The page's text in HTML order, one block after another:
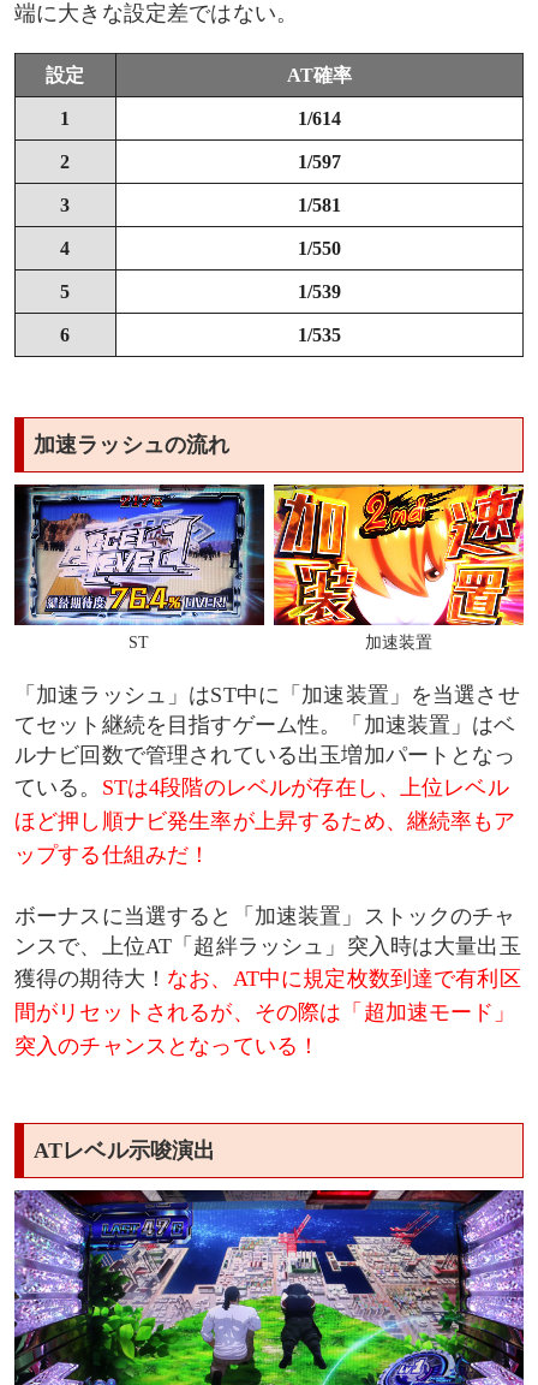
引き戻し抽選
AT終了画面のランク
端に大きな設定差ではない。
設定 AT確率
1 1/614
2 1/597
3 1/581
4 1/550
5 1/539
6 1/535
加速ラッシュの流れ
ST 加速装置
「加速ラッシュ」はST中に「加速装置」を当選させ
てセット継続を目指すゲーム性。「加速装置」はベ
ルナビ回数で管理されている出玉増加パートとなっ
ている。 STは4段階のレベルが存在し、上位レベル
ほど押し順ナビ発生率が上昇するため、継続率もア
ップする仕組みだ！
ボーナスに当選すると「加速装置」ストックのチャ
ンスで、上位AT「超絆ラッシュ」突入時は大量出玉
獲得の期待大！ なお、AT中に規定枚数到達で有利区
間がリセットされるが、その際は「超加速モード」
突入のチャンスとなっている！
ATレベル示唆演出